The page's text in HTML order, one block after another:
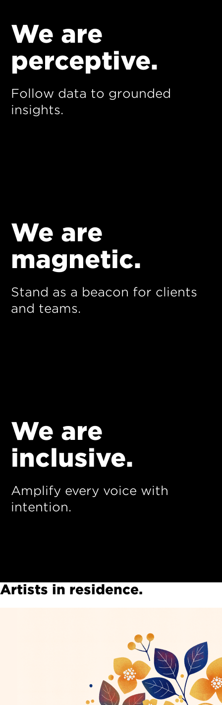
We are
perceptive.
Follow data to grounded
insights.
We are
magnetic.
Stand as a beacon for clients
and teams.
We are
inclusive.
Amplify every voice with
intention.
Artists in residence.